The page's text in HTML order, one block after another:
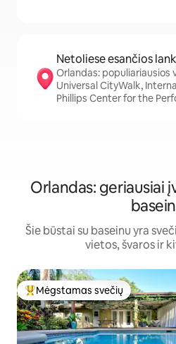
Netoliese esančios
Orlandas: populiariausios
Universal CityWalk,
Phillips Center for the
Orlandas: geriausiai
Šie būstai su baseinu yra
vietos, švaros ir
Svečių mėgstamiausias
Mėgstamas svečių